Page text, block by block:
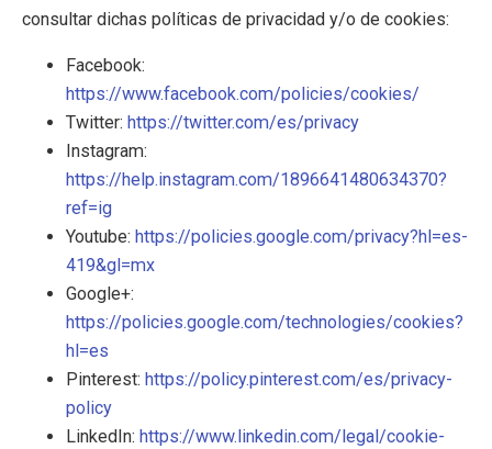
consultar dichas políticas de privacidad y/o de cookies:
Facebook:
https://www.facebook.com/policies/cookies/
Twitter: https://twitter.com/es/privacy
Instagram:
https://help.instagram.com/1896641480634370?
ref=ig
Youtube: https://policies.google.com/privacy?hl=es-
419&gl=mx
Google+:
https://policies.google.com/technologies/cookies?
hl=es
Pinterest: https://policy.pinterest.com/es/privacy-
policy
LinkedIn: https://www.linkedin.com/legal/cookie-